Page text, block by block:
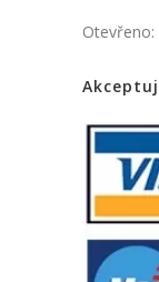
Otevřeno: